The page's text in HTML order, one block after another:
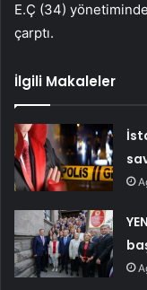
E.Ç (34)
çarptı.
İlgili Makaleler